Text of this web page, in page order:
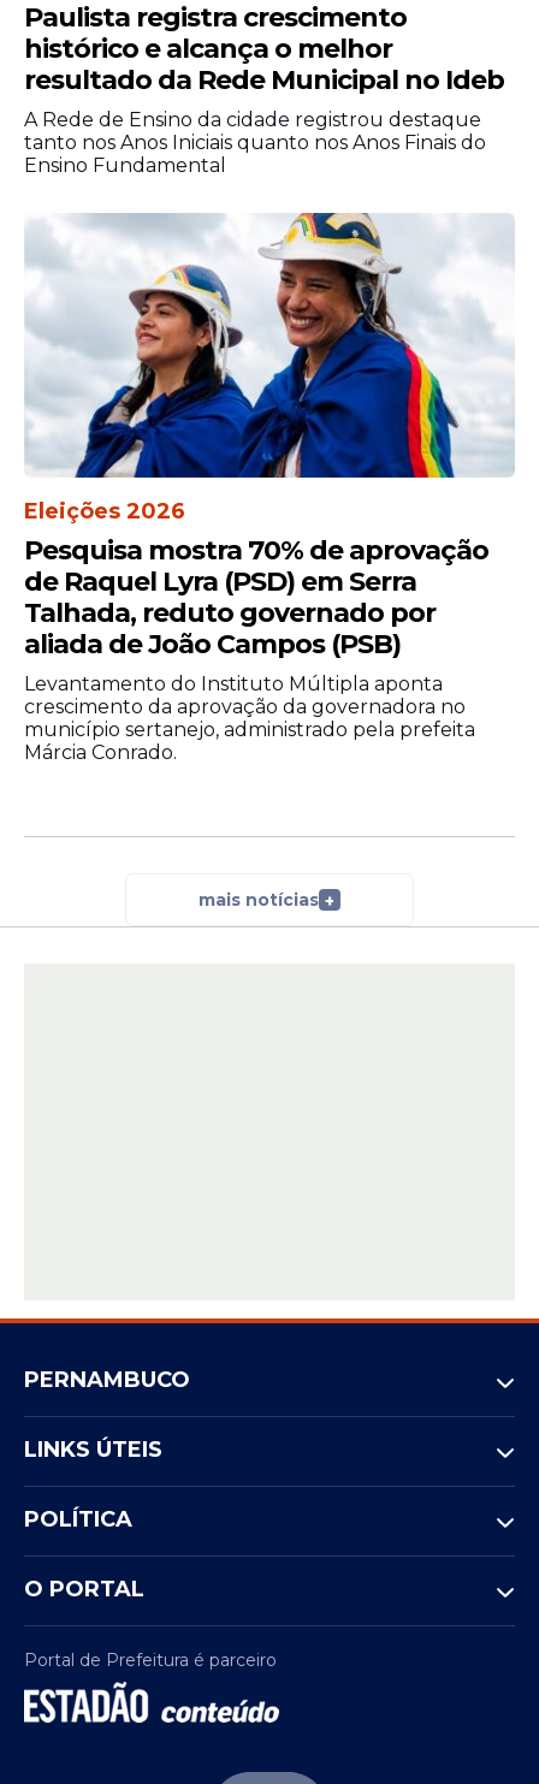
Paulista registra crescimento
histórico e alcança o melhor
resultado da Rede Municipal no Ideb
A Rede de Ensino da cidade registrou destaque
tanto nos Anos Iniciais quanto nos Anos Finais do
Ensino Fundamental
Eleições 2026
Pesquisa mostra 70% de aprovação
de Raquel Lyra (PSD) em Serra
Talhada, reduto governado por
aliada de João Campos (PSB)
Levantamento do Instituto Múltipla aponta
crescimento da aprovação da governadora no
município sertanejo, administrado pela prefeita
Márcia Conrado.
mais notícias +
PERNAMBUCO
LINKS ÚTEIS
POLÍTICA
O PORTAL
Portal de Prefeitura é parceiro